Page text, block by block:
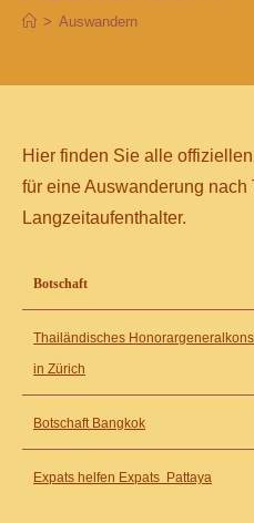
> Auswandern
Hier finden Sie alle
für eine Auswanderung nach
Langzeitaufenthalter.
Botschaft
Thailändisches
in Zürich
Botschaft Bang kok
Expats helfen Expats Pattaya